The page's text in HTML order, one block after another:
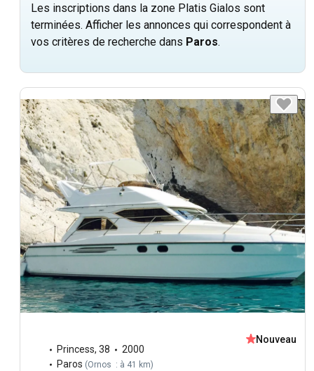
Les inscriptions dans la zone Platis Gialos sont
terminées. Afficher les annonces qui correspondent à
vos critères de recherche dans Paros.
Princess, 38
2000
Paros (Ornos : à 41 km)
Nouveau